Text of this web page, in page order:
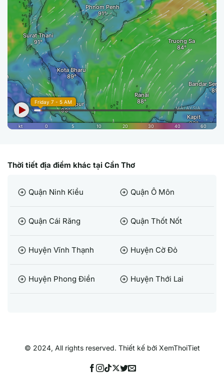
Thời tiết địa điểm khác tại Cần Thơ
arrow_circle_right Quận Ninh Kiều arrow_circle_right Quận Ô Môn
arrow_circle_right Quận Cái Răng arrow_circle_right Quận Thốt Nốt
arrow_circle_right Huyện Vĩnh Thạnh arrow_circle_right Huyện Cờ Đỏ
arrow_circle_right Huyện Phong Điền arrow_circle_right Huyện Thới Lai
© 2024, All rights reserved. Thiết kế bởi XemThoiTiet